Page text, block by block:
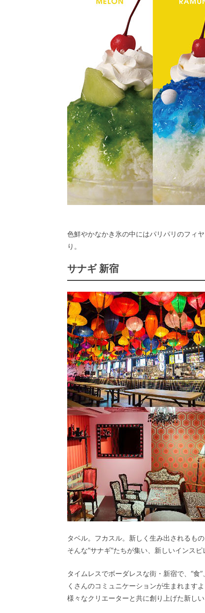
色鮮やかなかき氷の中にはパリパリのフィ
り。
サナギ 新宿
タベル。フカスル。新しく生み出されるも
そんな”サナギ”たちが集い、新しいインス
タイムレスでボーダレスな街・新宿で、“食
くさんのコミュニケーションが生まれます
様々なクリエーターと共に創り上げた新し